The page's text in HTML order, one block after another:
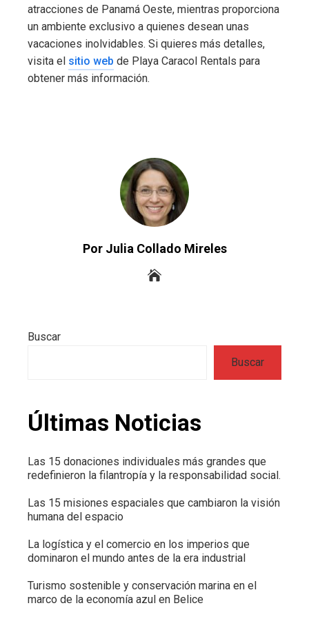
atracciones de Panamá Oeste, mientras proporciona
un ambiente exclusivo a quienes desean unas
vacaciones inolvidables. Si quieres más detalles,
visita el sitio web de Playa Caracol Rentals para
obtener más información.
Por Julia Collado Mireles
Buscar
Buscar
Últimas Noticias
Las 15 donaciones individuales más grandes que
redefinieron la filantropía y la responsabilidad social.
Las 15 misiones espaciales que cambiaron la visión
humana del espacio
La logística y el comercio en los imperios que
dominaron el mundo antes de la era industrial
Turismo sostenible y conservación marina en el
marco de la economía azul en Belice